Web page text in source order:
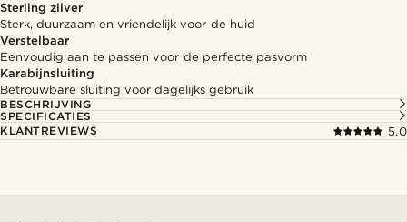
Sterling zilver
Sterk, duurzaam en vriendelijk voor de huid
Verstelbaar
Eenvoudig aan te passen voor de perfecte pasvorm
Karabijnsluiting
Betrouwbare sluiting voor dagelijks gebruik
BESCHRIJVING
SPECIFICATIES
KLANTREVIEWS
5.0